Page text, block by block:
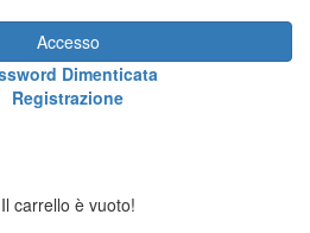
Accesso
Dimenticata
Registrazione
Il carrello è vuoto!